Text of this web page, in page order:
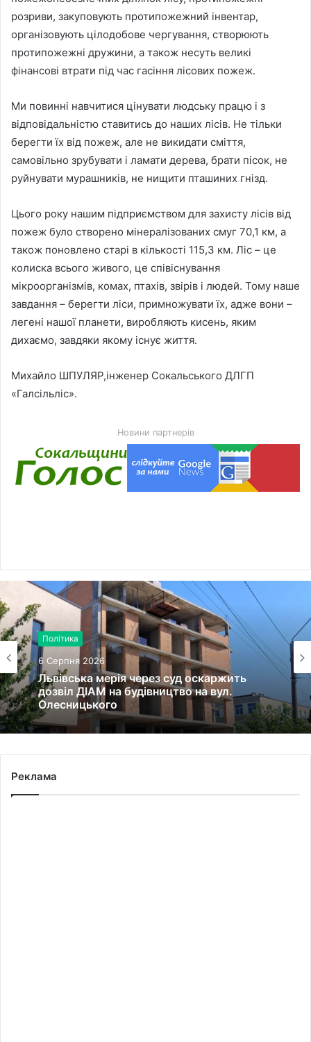
розриви, закуповують протипожежний інвентар,
організовують цілодобове чергування, створюють
протипожежні дружини, а також несуть великі
фінансові втрати під час гасіння лісових пожеж.
Ми повинні навчитися цінувати людську працю і з
відповідальністю ставитись до наших лісів. Не тільки
берегти їх від пожеж, але не викидати сміття,
самовільно зрубувати і ламати дерева, брати пісок, не
руйнувати мурашників, не нищити пташиних гнізд.
Цього року нашим підприємством для захисту лісів від
пожеж було створено мінералізованих смуг 70,1 км, а
також поновлено старі в кількості 115,3 км. Ліс – це
колиска всього живого, це співіснування
мікроорганізмів, комах, птахів, звірів і людей. Тому наше
завдання – берегти ліси, примножувати їх, адже вони –
легені нашої планети, виробляють кисень, яким
дихаємо, завдяки якому існує життя.
Михайло ШПУЛЯР,інженер Сокальського ДЛГП
«Галсільліс».
Новини партнерів
Політика
6 Серпня 2026
Львівська мерія через суд оскаржить
дозвіл ДІАМ на будівництво на вул.
Олесницького
Реклама